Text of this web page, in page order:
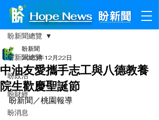
Hope News
文章
盼新聞總覽
盼政治
盼財經
盼消息
盼新聞總覽
中油友愛攜手志工與八德教養
院生歡慶聖誕節
盼新聞
2023年12月22日
盼新聞／桃園報導